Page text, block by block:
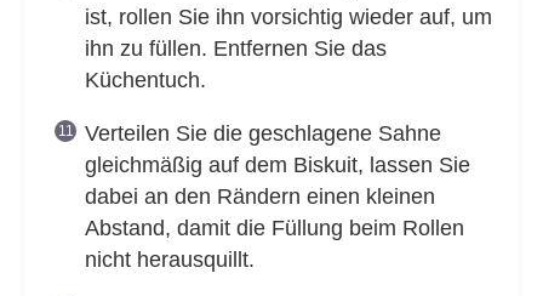
ist, rollen Sie ihn vorsichtig wieder auf, um
ihn zu füllen. Entfernen Sie das
Küchentuch.
Verteilen Sie die geschlagene Sahne
gleichmäßig auf dem Biskuit, lassen Sie
dabei an den Rändern einen kleinen
Abstand, damit die Füllung beim Rollen
nicht herausquillt.